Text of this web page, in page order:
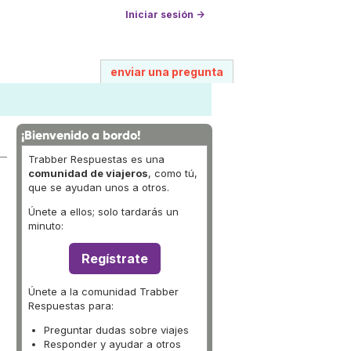
Iniciar sesión →
enviar una pregunta
¡Bienvenido a bordo!
Trabber Respuestas es una
comunidad de viajeros, como tú,
que se ayudan unos a otros.
Únete a ellos; solo tardarás un
minuto:
Regístrate
Únete a la comunidad Trabber
Respuestas para:
Preguntar dudas sobre viajes
Responder y ayudar a otros